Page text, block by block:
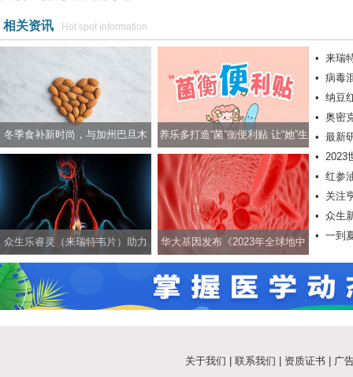
相关资讯 Hot spot information
冬季食补新时尚，与加州巴旦木
一起养生养颜两不误
养乐多打造“菌”衡便利贴 让“她”生
活更轻松
众生乐睿灵（来瑞特韦片）助力
科学应对新冠等呼吸道疾病
华大基因发布《2023年全球地中
• 来瑞
• 病毒
力抗击
• 纳豆
际学术
• 奥密
有效降
• 最新
肤癌
• 2023
• 红参
• 关注
• 众生
康护航
• 一到
关于我们 联系我们 资质证书 广